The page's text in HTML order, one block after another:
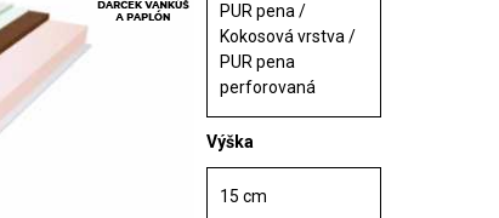
PUR pena /
Kokosová vrstva /
PUR pena
perforovaná
Výška
15 cm